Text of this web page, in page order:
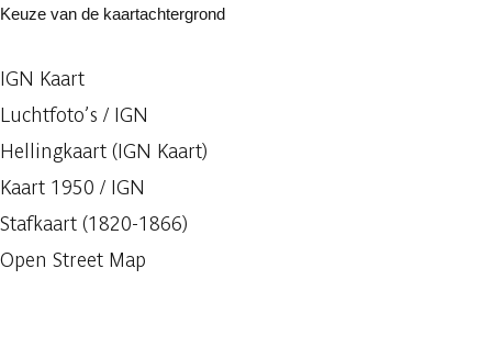
Keuze van de kaartachtergrond
IGN Kaart
Luchtfoto’s / IGN
Hellingkaart (IGN Kaart)
Kaart 1950 / IGN
Stafkaart (1820-1866)
Open Street Map